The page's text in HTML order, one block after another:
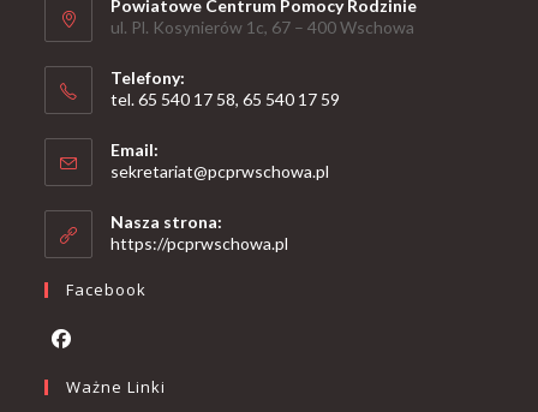
Powiatowe Centrum Pomocy Rodzinie
ul. Pl. Kosynierów 1c, 67 – 400 Wschowa
Telefony:
tel. 65 540 17 58, 65 540 17 59
Email:
sekretariat@pcprwschowa.pl
Nasza strona:
https://pcprwschowa.pl
Facebook
Ważne Linki